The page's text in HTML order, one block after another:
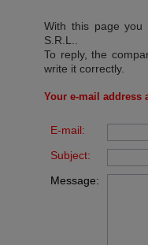
With this page you
S.R.L.
To reply, the
write it correctly.
Your e-mail address
E-mail:
Subject:
Message: